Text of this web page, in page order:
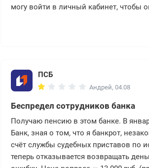
могу войти в личный кабинет, чтобы
ПСБ
Андрей, 04.08
Беспредел сотрудников банка
Получаю пенсию в этом банке. В
Банк, зная о том, что я банкрот,
счёт службы судебных приставов по
теперь отказывается возвращать